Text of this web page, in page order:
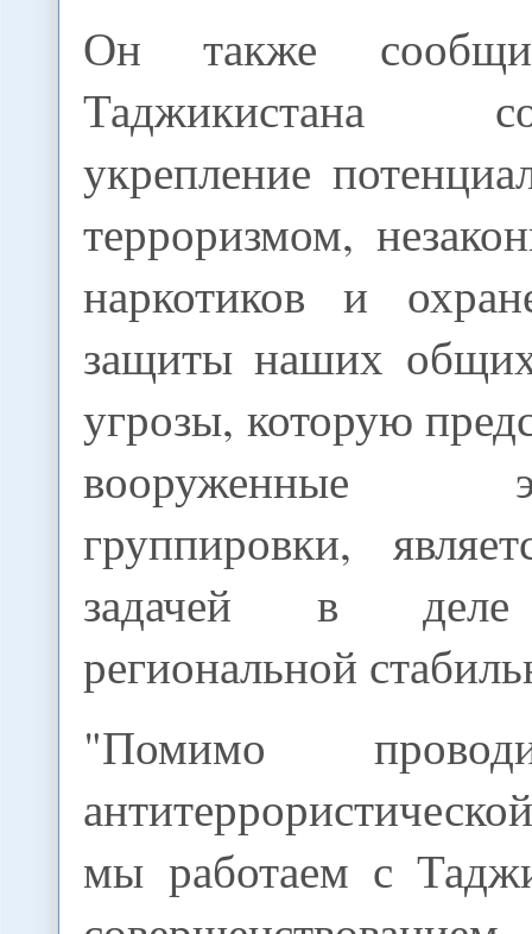
Он также
Таджикистана
укрепление
терроризмом,
наркотиков и
защиты наших
угрозы, которую
вооруженные
группировки,
задачей в деле
региональной
"Помимо
мы работаем с